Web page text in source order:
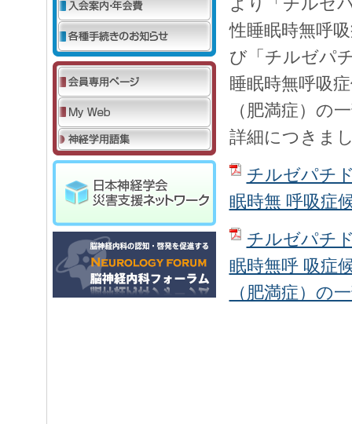
性睡眠時無呼
び「チルゼパ
睡眠時無呼吸
（肥満症）の
詳細につきま
チルゼパチ
眠時無 呼吸症
チルゼパチ
眠時無呼 吸症
（肥満症）の